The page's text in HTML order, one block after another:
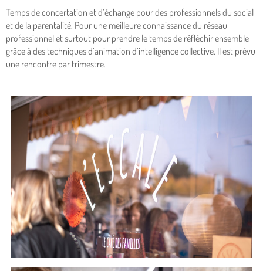
Temps de concertation et d’échange pour des professionnels du social
et de la parentalité. Pour une meilleure connaissance du réseau
professionnel et surtout pour prendre le temps de réfléchir ensemble
grâce à des techniques d’animation d’intelligence collective. Il est prévu
une rencontre par trimestre.